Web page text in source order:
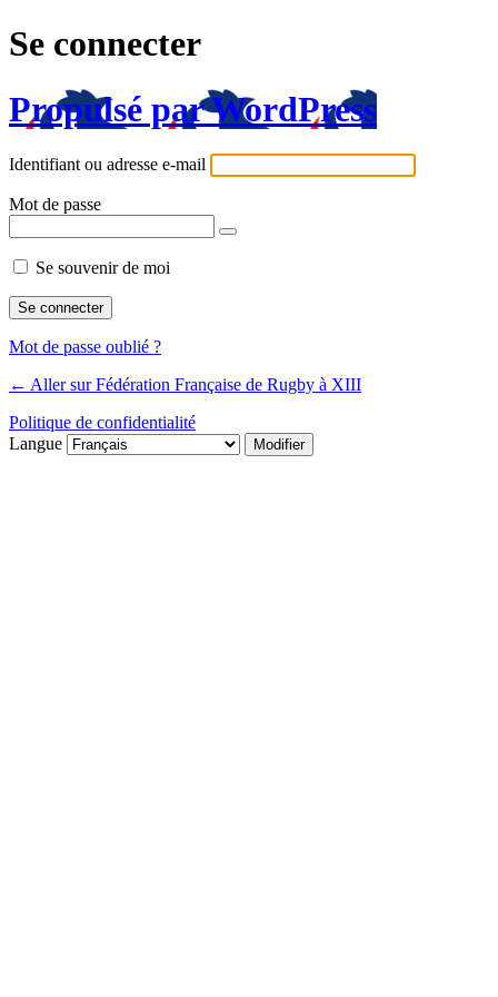
Se connecter
Propulsé par WordPress
Identifiant ou adresse e-mail
Mot de passe
Se souvenir de moi
Mot de passe oublié ?
← Aller sur Fédération Française de Rugby à XIII
Politique de confidentialité
Langue